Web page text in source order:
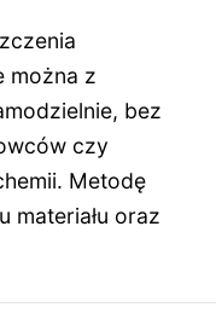
można z
bez
czy
Metodę
materiału oraz